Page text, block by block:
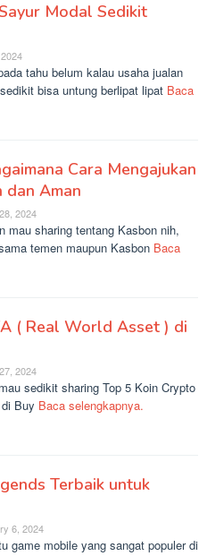
Modal Sedikit
tahu belum kalau usaha jualan
bisa untung berlipat lipat Baca
Cara Mengajukan
dan Aman
2024
mau sharing tentang Kasbon nih,
temen maupun Kasbon Baca
( Real World Asset ) di
2024
sedikit sharing Top 5 Koin Crypto
Buy Baca selengkapnya.
Terbaik untuk
6, 2024
game mobile yang sangat populer di